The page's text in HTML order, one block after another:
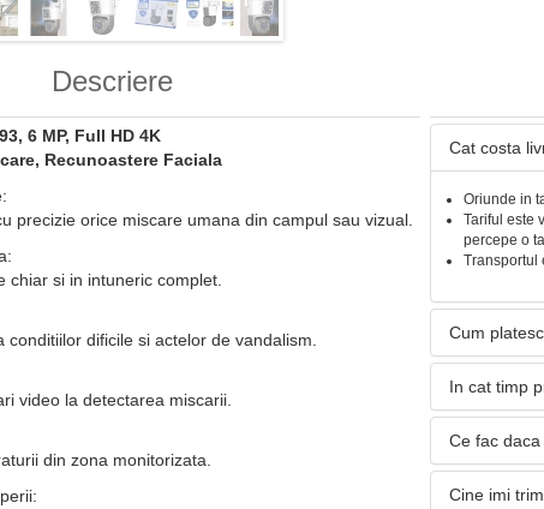
Descriere
6 MP, Full HD 4K
Recunoastere Faciala
precizie orice miscare umana din campul sau vizual.
chiar si in intuneric complet.
dificile si actelor de vandalism.
video la detectarea miscarii.
din zona monitorizata.
Cat costa
Oriunde in
Tariful este
percepe o
Transportul
Cum
In cat timp
Ce fac
Cine imi